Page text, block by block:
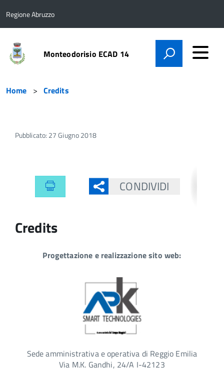
Regione Abruzzo
Monteodorisio ECAD 14
Home Credits
Pubblicato: 27 Giugno 2018
CONDIVIDI
Credits
Progettazione e realizzazione sito web:
Sede amministrativa e operativa di Reggio Emilia
Via M.K. Gandhi, 24/A I-42123